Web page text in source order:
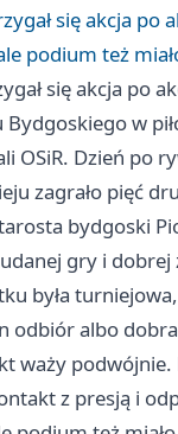
się akcja po
podium też
się akcja po
w
OSiR. Dzień po
zagrało pięć
bydgoski
gry i dobrej
była
odbiór albo
waży
z presją i